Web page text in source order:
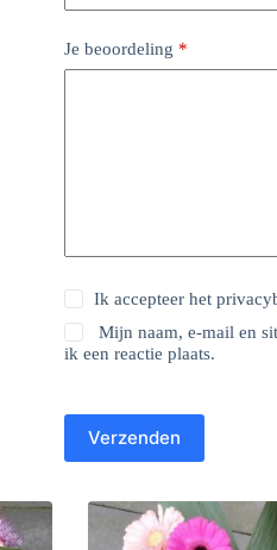
Je beoordeling *
Ik accepteer het
Mijn naam, e-mail en
ik een reactie plaats.
Verzenden